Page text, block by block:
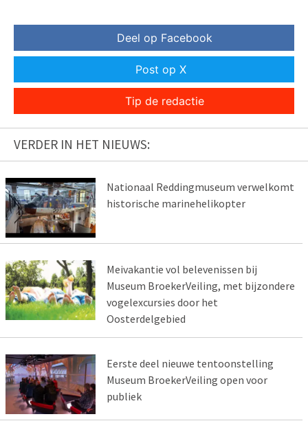
Deel op Facebook
Post op X
Tip de redactie
VERDER IN HET NIEUWS:
Nationaal Reddingmuseum verwelkomt
historische marinehelikopter
Meivakantie vol belevenissen bij
Museum BroekerVeiling, met bijzondere
vogelexcursies door het
Oosterdelgebied
Eerste deel nieuwe tentoonstelling
Museum BroekerVeiling open voor
publiek